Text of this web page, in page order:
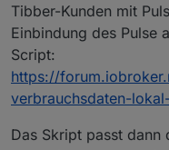
Tibber-Kunden mit
Einbindung des Pulse
Script:
https://
verbrauchsdaten-
Das Skript passt dann